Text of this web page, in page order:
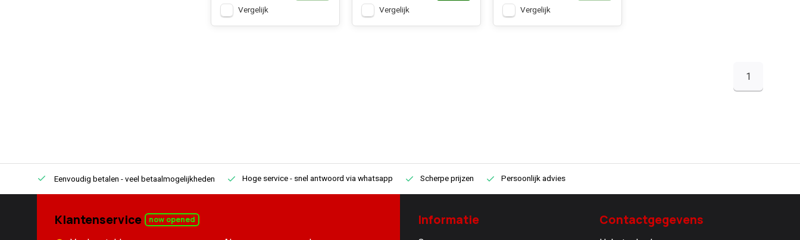
Vergelijk Vergelijk Vergelijk
1
Eenvoudig betalen - veel betaalmogelijkheden Hoge service- snel antwoord via whatsapp Scherpe prijzen Persoonlijk advies
Klantenservice now opened Informatie Contactgegevens